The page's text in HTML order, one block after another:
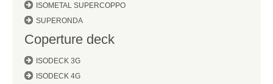
ISOMETAL SUPERCOPPO
SUPERONDA
Coperture deck
ISODECK 3G
ISODECK 4G